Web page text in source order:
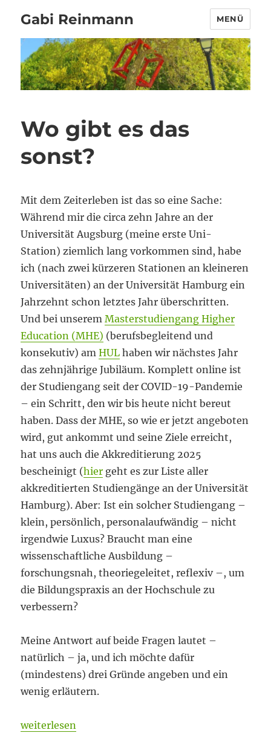
Gabi Reinmann MENÜ
Wo gibt es das
sonst?
Mit dem Zeiterleben ist das so eine Sache:
Während mir die circa zehn Jahre an der
Universität Augsburg (meine erste Uni-
Station) ziemlich lang vorkommen sind, habe
ich (nach zwei kürzeren Stationen an kleineren
Universitäten) an der Universität Hamburg ein
Jahrzehnt schon letztes Jahr überschritten.
Und bei unseremMasterstudiengang Higher
Education (MHE) (berufsbegleitend und
konsekutiv) amHUL haben wir nächstes Jahr
das zehnjährige Jubiläum. Komplett online ist
der Studiengang seit der COVID-19-Pandemie
– ein Schritt, den wir bis heute nicht bereut
haben. Dass der MHE, so wie er jetzt angeboten
wird, gut ankommt und seine Ziele erreicht,
hat uns auch die Akkreditierung 2025
bescheinigt (hier geht es zur Liste aller
akkreditierten Studiengänge an der Universität
Hamburg). Aber: Ist ein solcher Studiengang –
klein, persönlich, personalaufwändig – nicht
irgendwie Luxus? Braucht man eine
wissenschaftliche Ausbildung –
forschungsnah, theoriegeleitet, reflexiv –, um
die Bildungspraxis an der Hochschule zu
verbessern?
Meine Antwort auf beide Fragen lautet –
natürlich – ja, und ich möchte dafür
(mindestens) drei Gründe angeben und ein
wenig erläutern.
„Wo gibt es das sonst?“
weiterlesen